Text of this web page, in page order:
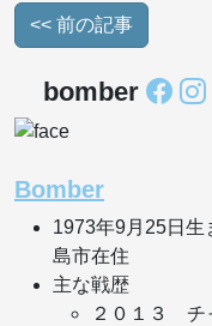
<< 前の記事
bomber
Bomber
1973年9月25日生
島市在住
主な戦歴
２０１３ チ